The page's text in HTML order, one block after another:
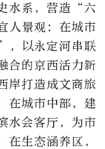
水系，营造“六
人景观；在城市
，以永定河串联
合的京西活力新
岸打造成文商旅
在城市中部，建
水会客厅，为市
在生态涵养区，